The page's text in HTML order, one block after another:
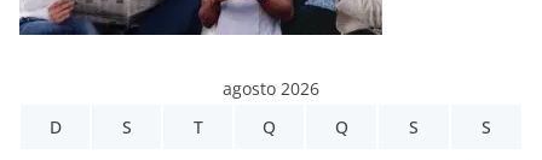
agosto 2026
D
S T Q Q S S